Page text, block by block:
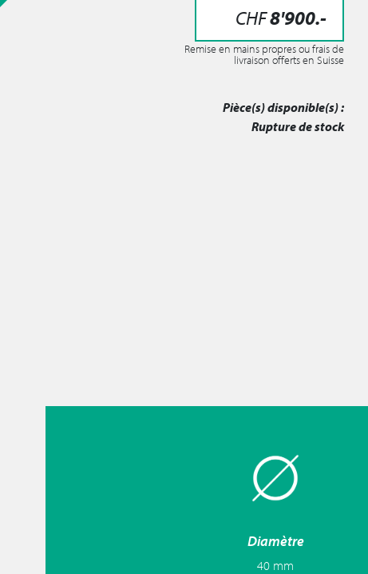
CHF8'900.-
Remise en mains propres ou frais de
livraison offerts en Suisse
Pièce(s) disponible(s) :
Rupture de stock
Diamètre
40 mm